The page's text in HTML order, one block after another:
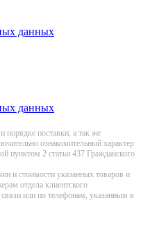
данных
данных
порядке поставки, а так же
ознакомительный харaктер
пунктoм 2 стaтьи 437 Граждaнского
и стоимости указанных товаров и
отдела клиентского
или по телефонам, указанным в